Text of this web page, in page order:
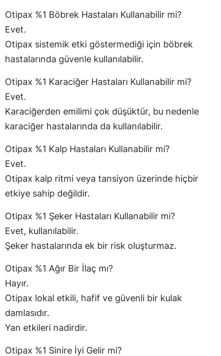
Otipax %1 Böbrek Hastaları Kullanabilir mi?
Evet.
Otipax sistemik etki göstermediği için böbrek
hastalarında güvenle kullanılabilir.
Otipax %1 Karaciğer Hastaları Kullanabilir mi?
Evet.
Karaciğerden emilimi çok düşüktür, bu nedenle
karaciğer hastalarında da kullanılabilir.
Otipax %1 Kalp Hastaları Kullanabilir mi?
Evet.
Otipax kalp ritmi veya tansiyon üzerinde hiçbir
etkiye sahip değildir.
Otipax %1 Şeker Hastaları Kullanabilir mi?
Evet, kullanılabilir.
Şeker hastalarında ek bir risk oluşturmaz.
Otipax %1 Ağır Bir İlaç mı?
Hayır.
Otipax lokal etkili, hafif ve güvenli bir kulak
damlasıdır.
Yan etkileri nadirdir.
Otipax %1 Sinire İyi Gelir mi?